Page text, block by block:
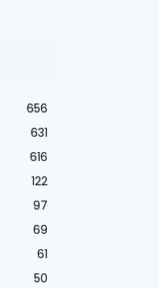
656
631
616
122
97
69
61
50